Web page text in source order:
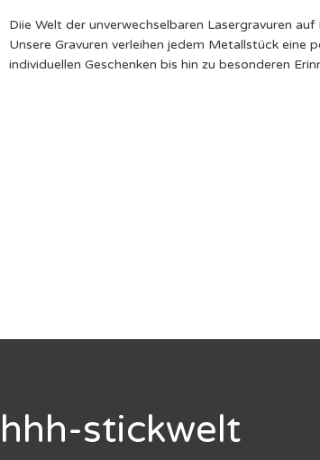
Diie Welt der unverwechselbaren
Unsere Gravuren verleihen jedem Metallstück eine
individuellen Geschenken bis hin zu besonderen
hhh-stickwelt